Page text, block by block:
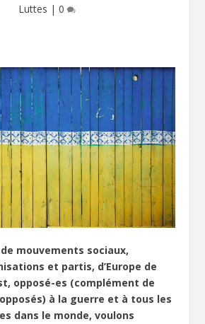
Luttes | 0
mouvements sociaux,
et partis, d’Europe de
opposé-es (complément de
à la guerre et à tous les
dans le monde, voulons